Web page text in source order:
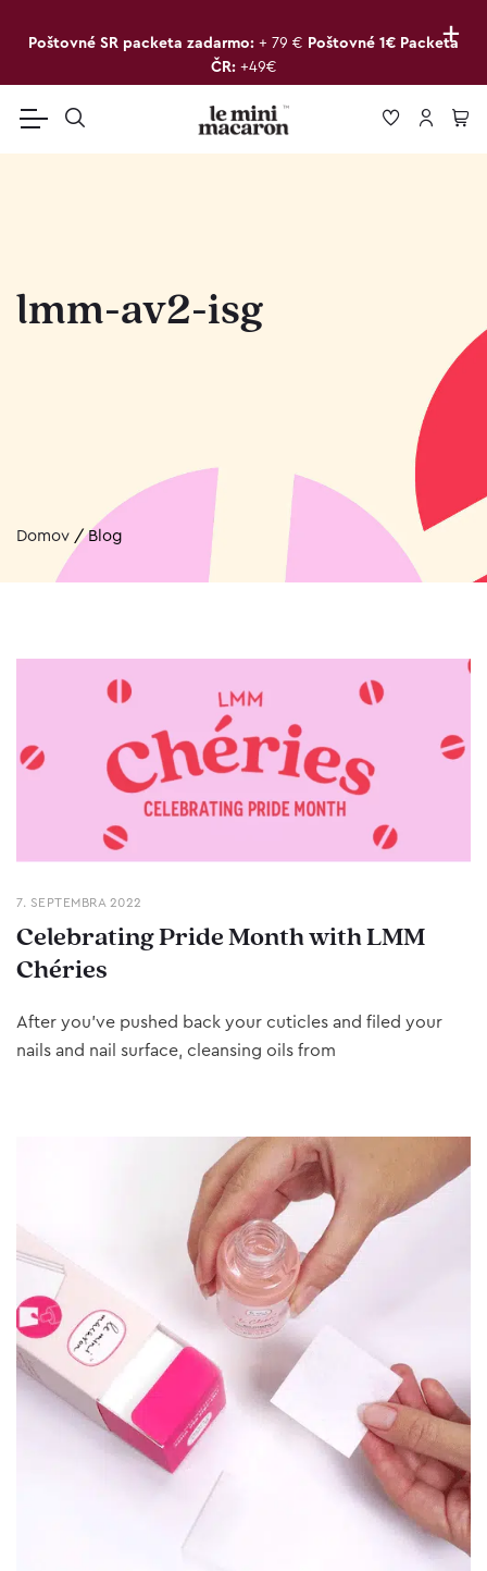
+
Poštovné SR packeta zadarmo: + 79 € Poštovné 1€ Packeta
ČR: +49€
lmm-av2-isg
Domov /Blog
7. SEPTEMBRA 2022
Celebrating Pride Month with LMM
Chéries
After you’ve pushed back your cuticles and filed your
nails and nail surface, cleansing oils from